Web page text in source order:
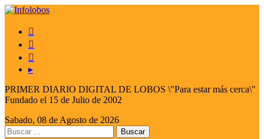



▸
PRIMER DIARIO DIGITAL DE LOBOS \"Para estar más cerca\"
Fundado el 15 de Julio de 2002
Sabado, 08 de Agosto de 2026